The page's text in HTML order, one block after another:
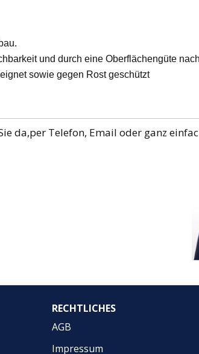
und durch eine Oberflächengüte
sowie gegen Rost geschützt
da,per Telefon, Email oder ganz
RECHTLICHES
AGB
Impressum